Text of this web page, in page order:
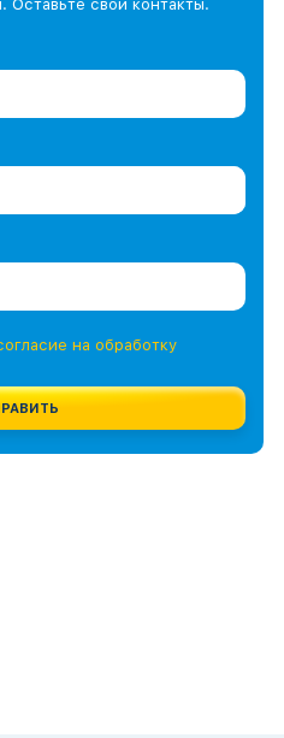
свои контакты.
на обработку